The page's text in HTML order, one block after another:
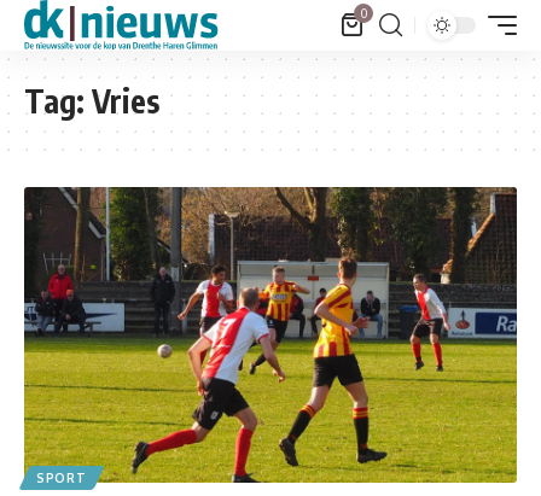
0
Tag: Vries
SPORT